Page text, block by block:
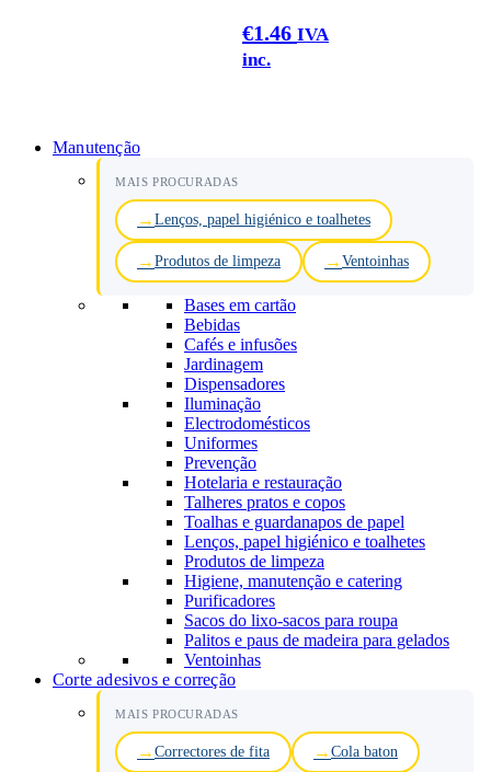
€1.46 IVA
inc.
Manutenção
MAIS PROCURADAS
Lenços, papel higiénico e toalhetes
Produtos de limpeza Ventoinhas
Bases em cartão
Bebidas
Cafés e infusões
Jardinagem
Dispensadores
Iluminação
Electrodomésticos
Uniformes
Prevenção
Hotelaria e restauração
Talheres pratos e copos
Toalhas e guardanapos de papel
Lenços, papel higiénico e toalhetes
Produtos de limpeza
Higiene, manutenção e catering
Purificadores
Sacos do lixo-sacos para roupa
Palitos e paus de madeira para gelados
Ventoinhas
Corte adesivos e correção
MAIS PROCURADAS
Correctores de fita Cola baton